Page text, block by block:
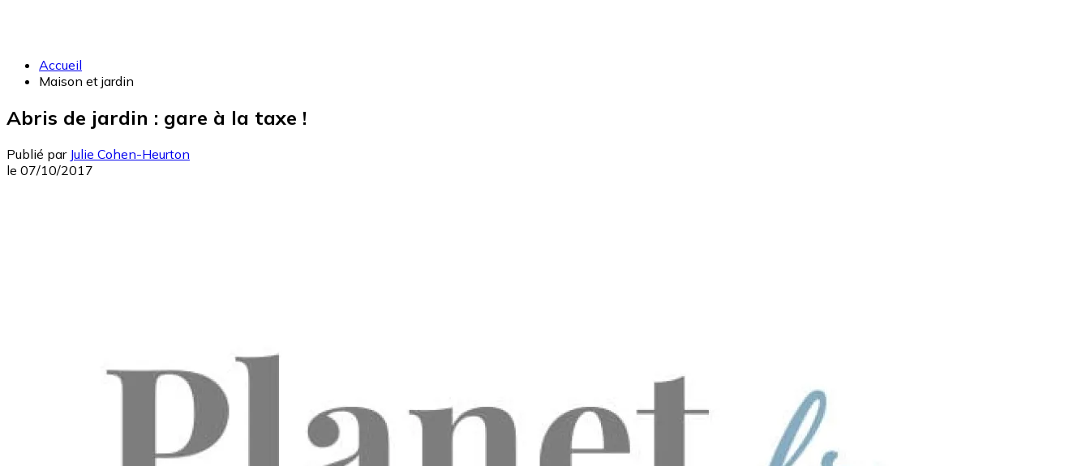
Accueil
Maison et jardin
Abris de jardin : gare à la taxe !
Publié par Julie Cohen-Heurton
le 07/10/2017